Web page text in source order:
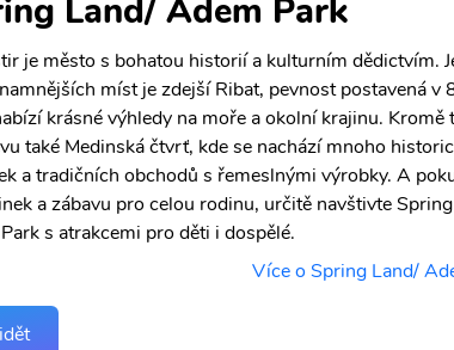
Land/ Adem Park
je město s bohatou historií a kulturním dědictvím.
míst je zdejší Ribat, pevnost postavená v
krásné výhledy na moře a okolní krajinu. Kromě
také Medinská čtvrť, kde se nachází mnoho
a tradičních obchodů s řemeslnými výrobky. A
a zábavu pro celou rodinu, určitě navštivte
s atrakcemi pro děti i dospělé.
Více o Spring Land/